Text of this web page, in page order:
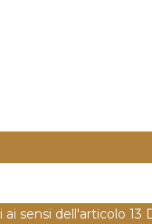
sensi dell'articolo 13